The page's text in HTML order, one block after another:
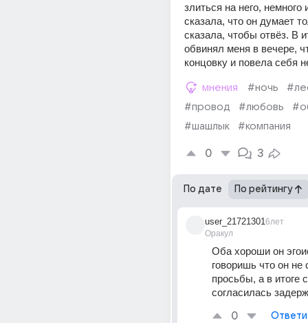
злиться на него, немного
сказала, что он думает
сказала, чтобы отвёз. В
обвинял меня в вечере,
концовку и повела себя
мнения #ночь
#провод
#любовь
#шашлык
#компания
0 3
По дате По рейтингу
user_21721301
Оракул
6лет
Оба хороши он
говоришь что он
просьбы, а в итоге
согласилась
0